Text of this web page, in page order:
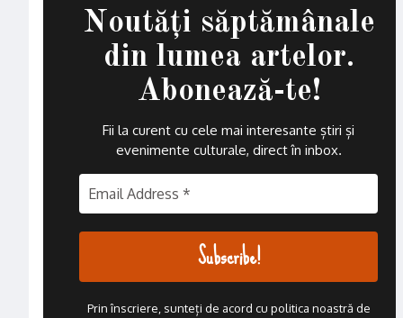
Noutăți săptămânale
din lumea artelor.
Abonează-te!
Fii la curent cu cele mai interesante știri și
evenimente culturale, direct în inbox.
Prin înscriere, sunteți de acord cu politica noastră de